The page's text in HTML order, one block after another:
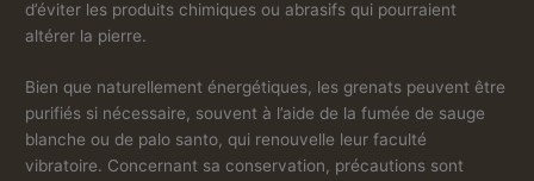
d’éviter les produits chimiques ou abrasifs qui pourraient
altérer la pierre.
Bien que naturellement énergétiques, les grenats peuvent être
purifiés si nécessaire, souvent à l’aide de la fumée de sauge
blanche ou de palo santo, qui renouvelle leur faculté
vibratoire. Concernant sa conservation, précautions sont